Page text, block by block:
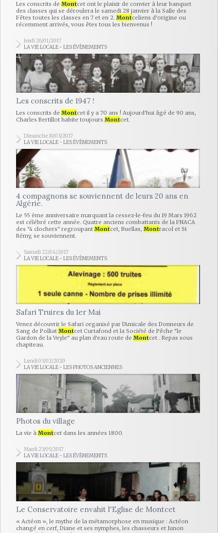
Les conscrits de Montcet ont le plaisir de convier à leur banquet
des classes qui se déroulera le samedi 28 janvier à la Salle des
Fêtes toutes les classes en 7 et en 2. Montceliens d’origine ou
récemment arrivés, vous êtes tous les bienvenus !
Jeudi 26/01/2017
LA VIE LOCALE - LES ÉVÈNEMENTS
Les conscrits de 1947 !
Les conscrits de Montcet il y a 70 ans ! Aujourd'hui âgé de 90 ans,
Charles Bertillot habite toujours Montcet.
Dimanche 19/03/2017
LA VIE LOCALE - LES ÉVÈNEMENTS
4 compagnons se souviennent de leurs 20 ans en
Algérie.
Le 55 ème anniversaire marquant la cessez-le-feu du 19 Mars 1962
est célébré cette année. Quatre anciens combattants de la FNACA
des "4 clochers" regroupant Montcet, Buellas, Montracol et St
Rémy, se souviennent.
Samedi 22/04/2017
LA VIE LOCALE - LES ÉVÈNEMENTS
Safari Truires du 1er Mai
Venez découvrir le Safari organisé par l'Amicale des Donneurs de
Sang de Polliat Montcet Curtafond et la Société de Pêche "le
Gardon de la Veyle" au plan d'eau route de Montcet . Repas sous
chapiteau.
Lundi 03/02/2020
LA VIE LOCALE - LES PHOTOS ANCIENNES
Photos du village
La vie à Montcet dans les années 1800.
Mardi 23/05/2017
LA VIE LOCALE - LES ÉVÈNEMENTS
Le Conservatoire envahit l'Eglise de Montcet
« Actéon », le mythe de la métamorphose en musique : Actéon
changé en cerf, Diane et ses nymphes, les chasseurs et Junon